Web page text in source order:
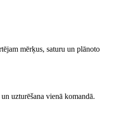
mērķus, saturu un plānoto
uzturēšana vienā komandā.